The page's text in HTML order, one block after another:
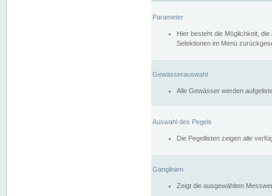
Parameter
Hier besteht die Möglichkeit,
Selektionen im Menü
Gewässerauswahl
Alle Gewässer werden
Auswahl des Pegels
Die Pegellisten zeigen alle
Ganglinien
Zeigt die ausgewählten